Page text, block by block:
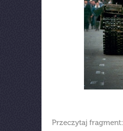
Przeczytaj fragment: